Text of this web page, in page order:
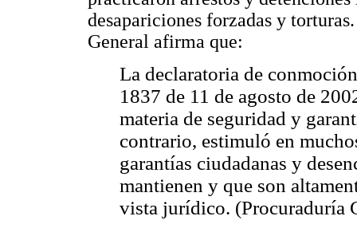
desapariciones forzadas y
General afirma que:
La declaratoria de
1837 de 11 de agosto de
materia de seguridad y
contrario, estimuló en
garantías ciudadanas y
mantienen y que son
vista jurídico. (Procuraduría